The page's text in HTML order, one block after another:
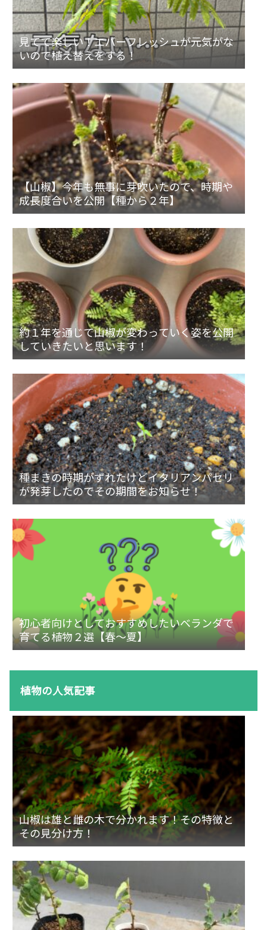
見てて楽しい！エバーフレッシュが元気がな
いので植え替えをする！
【山椒】今年も無事に芽吹いたので、時期や
成長度合いを公開【種から２年】
約１年を通じて山椒が変わっていく姿を公開
していきたいと思います！
種まきの時期がずれたけどイタリアンパセリ
が発芽したのでその期間をお知らせ！
初心者向けとしておすすめしたいベランダで
育てる植物２選【春～夏】
植物の人気記事
山椒は雄と雌の木で分かれます！その特徴と
その見分け方！